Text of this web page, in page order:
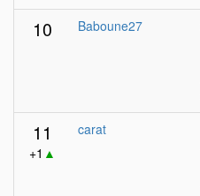
10 Baboune27
11
+1 ▲
carat